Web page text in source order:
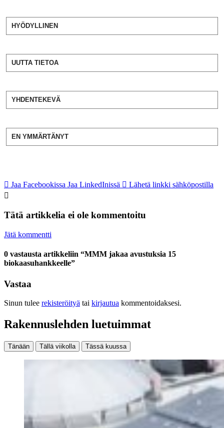
HYÖDYLLINEN
UUTTA TIETOA
YHDENTEKEVÄ
EN YMMÄRTÄNYT
Jaa Facebookissa Jaa LinkedInissä Lähetä linkki sähköpostilla
Tätä artikkelia ei ole kommentoitu
Jätä kommentti
0 vastausta artikkeliin “MMM jakaa avustuksia 15
biokaasuhankkeelle”
Vastaa
Sinun tulee rekisteröityä tai kirjautua kommentoidaksesi.
Rakennuslehden luetuimmat
Tänään Tällä viikolla Tässä kuussa